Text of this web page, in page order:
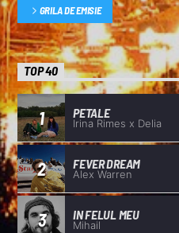
GRILA DE EMISIE
TOP 40
1 PETALE
Irina Rimes x Delia
2 FEVER DREAM
Alex Warren
3 IN FELUL MEU
Mihail